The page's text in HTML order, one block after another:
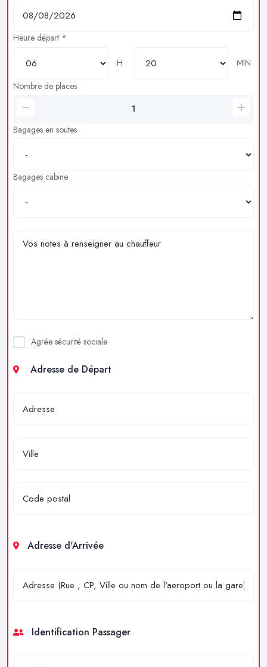
Heure départ *
H
MIN
Nombre de places
Bagages en soutes
Bagages cabine
Agrée sécurité sociale
Adresse de Départ
Adresse d'Arrivée
Identification Passager